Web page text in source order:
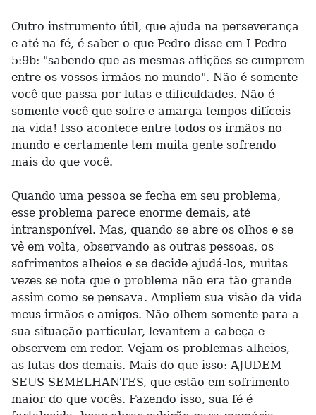
Outro instrumento útil, que ajuda na perseverança
e até na fé, é saber o que Pedro disse em I Pedro
5:9b: "sabendo que as mesmas aflições se cumprem
entre os vossos irmãos no mundo". Não é somente
você que passa por lutas e dificuldades. Não é
somente você que sofre e amarga tempos difíceis
na vida! Isso acontece entre todos os irmãos no
mundo e certamente tem muita gente sofrendo
mais do que você.
Quando uma pessoa se fecha em seu problema,
esse problema parece enorme demais, até
intransponível. Mas, quando se abre os olhos e se
vê em volta, observando as outras pessoas, os
sofrimentos alheios e se decide ajudá-los, muitas
vezes se nota que o problema não era tão grande
assim como se pensava. Ampliem sua visão da vida
meus irmãos e amigos. Não olhem somente para a
sua situação particular, levantem a cabeça e
observem em redor. Vejam os problemas alheios,
as lutas dos demais. Mais do que isso: AJUDEM
SEUS SEMELHANTES, que estão em sofrimento
maior do que vocês. Fazendo isso, sua fé é